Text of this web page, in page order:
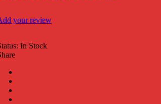
your review
In Stock